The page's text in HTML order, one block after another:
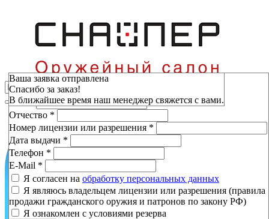
Зарезервировать
Фамилия*
Имя*
Отчество *
Номер лицензии или разрешения *
Дата выдачи *
Телефон *
E-Mail *
Я согласен на обработку персональных данных
Я являюсь владельцем лицензии или разрешения (правила
продажи гражданского оружия и патронов по закону РФ)
Я ознакомлен с условиями резерва
Ваша заявка отправлена
Спасибо за заказ!
В ближайшее время наш менеджер свяжется с вами.